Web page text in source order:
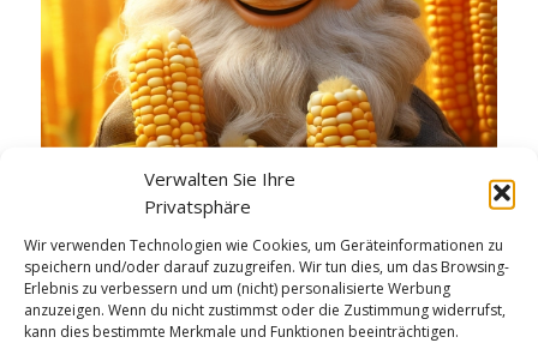
Verwalten Sie Ihre
Privatsphäre
Wir verwenden Technologien wie Cookies, um Geräteinformationen zu
speichern und/oder darauf zuzugreifen. Wir tun dies, um das Browsing-
Erlebnis zu verbessern und um (nicht) personalisierte Werbung
anzuzeigen. Wenn du nicht zustimmst oder die Zustimmung widerrufst,
kann dies bestimmte Merkmale und Funktionen beeinträchtigen.
Tag des Maiskolbens
Weiterlesen